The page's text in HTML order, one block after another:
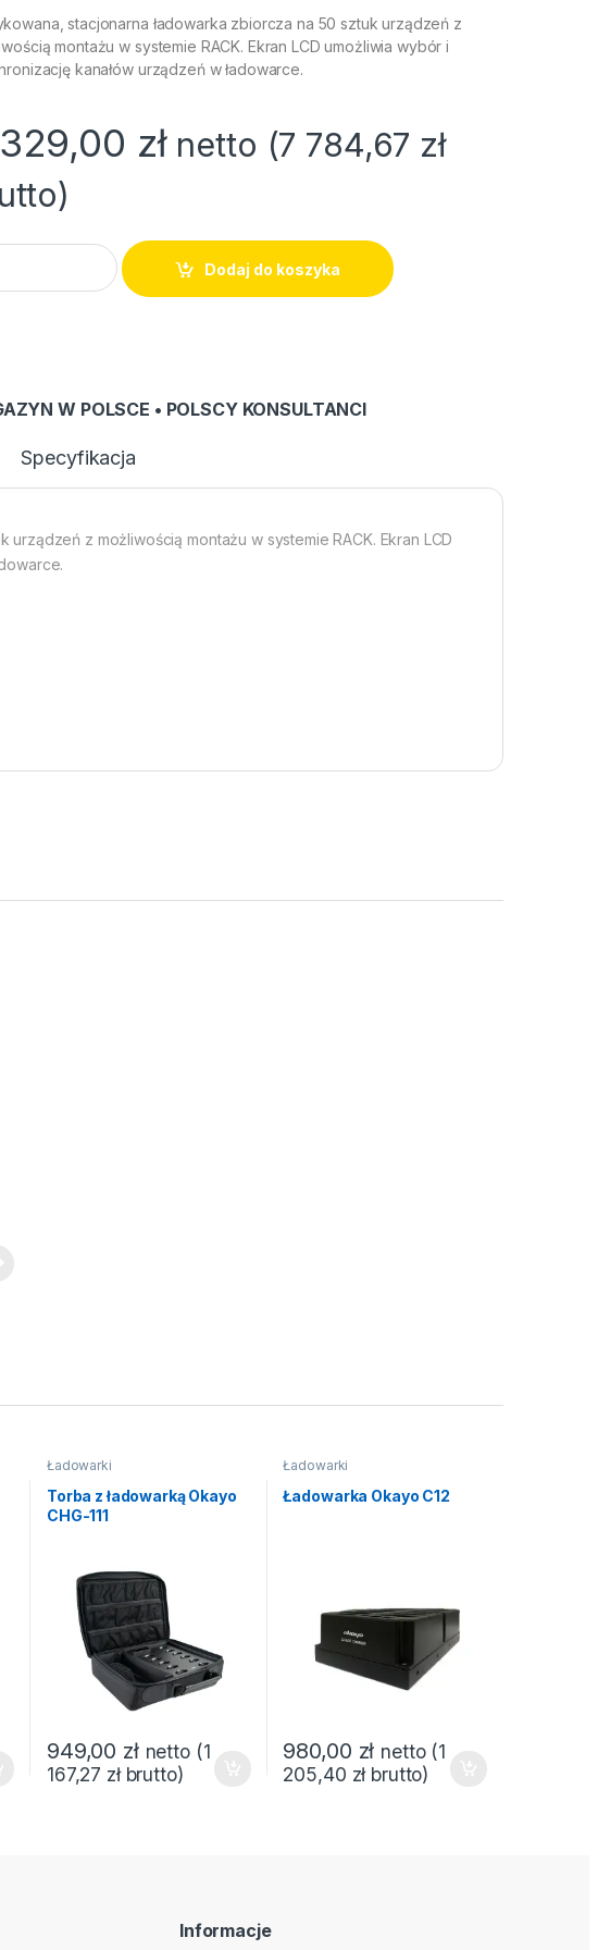
stacjonarna ładowarka zbiorcza na 50 sztuk urządzeń z
montażu w systemie RACK. Ekran LCD umożliwia wybór i
kanałów urządzeń w ładowarce.
zł netto (7 784,67 zł
Okayo C50 quantity
Dodaj do koszyka
W POLSCE • POLSCY KONSULTANCI
Specyfikacja
z możliwością montażu w systemie RACK. Ekran LCD
od 249,00 zł do 6 329,00 zł
Ładowarki
Torba z ładowarką Okayo
CHG-111
949,00 zł netto (1
167,27 złbrutto)
Ładowarki
Ładowarka Okayo C12
980,00 zł netto (1
205,40 złbrutto)
Informacje